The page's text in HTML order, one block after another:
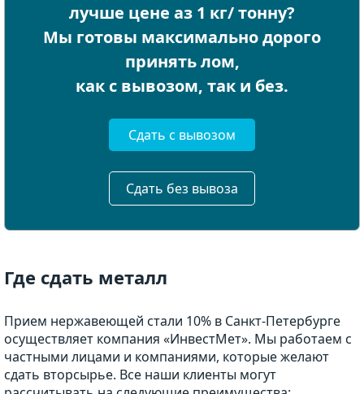
лучше цене аз 1 кг/ тонну?
Мы готовы максимально дорого
принять лом,
как с вывозом, так и без.
Сдать с вывозом
Сдать без вывоза
Где сдать металл
Прием нержавеющей стали 10% в Санкт-Петербурге
осуществляет компания «ИнвестМет». Мы работаем с
частными лицами и компаниями, которые желают
сдать вторсырье. Все наши клиенты могут